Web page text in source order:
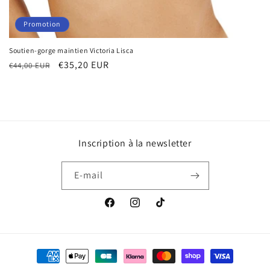
Promotion
Soutien-gorge maintien Victoria Lisca
Prix
€44,00 EUR
Prix
€35,20 EUR
Inscription à la newsletter
E-mail
FacebookInstagramTikTok
Moyens
de